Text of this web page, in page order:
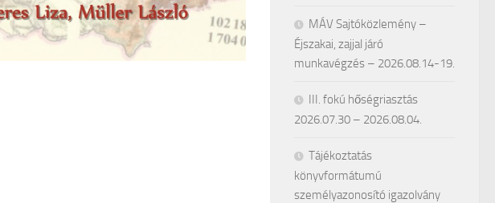
MÁV Sajtóközlemény –
Éjszakai, zajjal járó
munkavégzés – 2026.08.14-19.
III. fokú hőségriasztás
2026.07.30 – 2026.08.04.
Tájékoztatás
könyvformátumú
személyazonosító igazolvány